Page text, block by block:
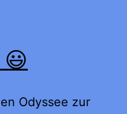
Odyssee zur